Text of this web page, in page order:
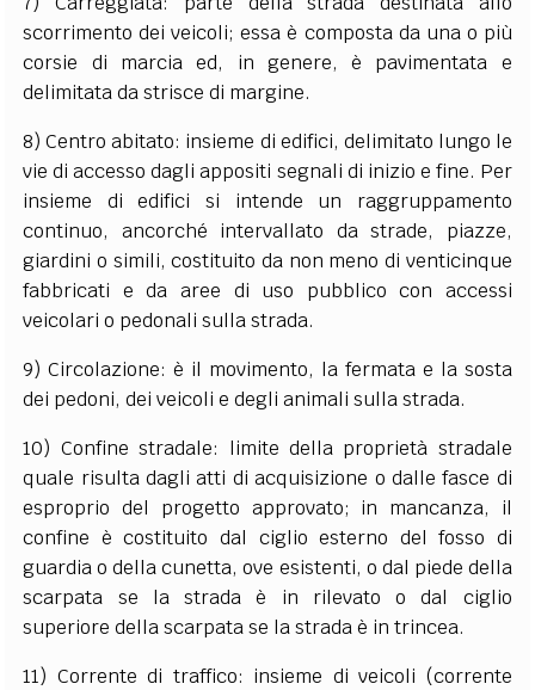
scorrimento dei veicoli; essa è composta da una o più
corsie di marcia ed, in genere, è pavimentata e
delimitata da strisce di margine.
8) Centro abitato: insieme di edifici, delimitato lungo le
vie di accesso dagli appositi segnali di inizio e fine. Per
insieme di edifici si intende un raggruppamento
continuo, ancorché intervallato da strade, piazze,
giardini o simili, costituito da non meno di venticinque
fabbricati e da aree di uso pubblico con accessi
veicolari o pedonali sulla strada.
9) Circolazione: è il movimento, la fermata e la sosta
dei pedoni, dei veicoli e degli animali sulla strada.
10) Confine stradale: limite della proprietà stradale
quale risulta dagli atti di acquisizione o dalle fasce di
esproprio del progetto approvato; in mancanza, il
confine è costituito dal ciglio esterno del fosso di
guardia o della cunetta, ove esistenti, o dal piede della
scarpata se la strada è in rilevato o dal ciglio
superiore della scarpata se la strada è in trincea.
11) Corrente di traffico: insieme di veicoli (corrente